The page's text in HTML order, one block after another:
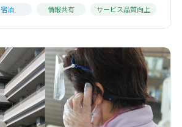
宿泊 情報共有 サービス品質向上